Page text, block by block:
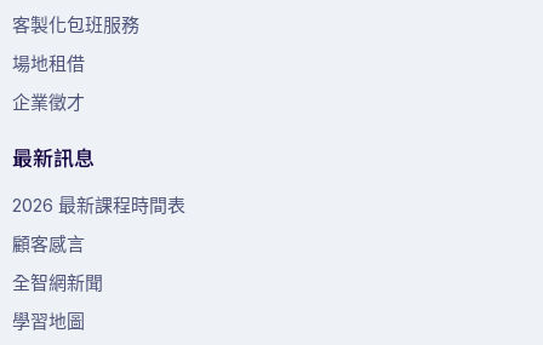
客製化包班服務
場地租借
企業徵才
最新訊息
2026 最新課程時間表
顧客感言
全智網新聞
學習地圖